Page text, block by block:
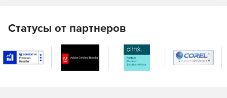
Статусы от партнеров